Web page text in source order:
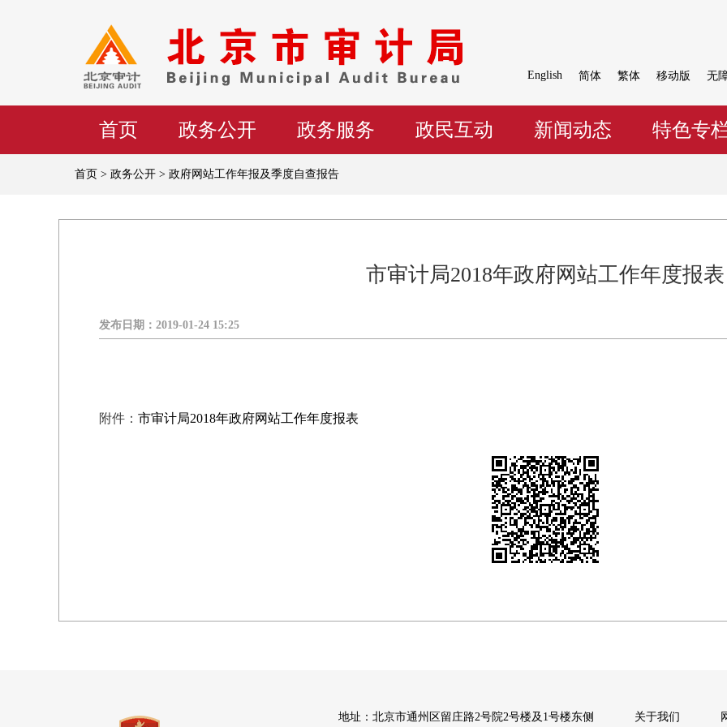
English 简体 繁体 移动版 无
首页 政务公开 政务服务 政民互动 新闻动态 特色专
首页 > 政务公开 > 政府网站工作年报及季度自查报告
市审计局2018年政府网站工作年度报表
发布日期： 2019-01-24 15:25
附件： 市审计局2018年政府网站工作年度报表
地址：北京市通州区留庄路2号院2号楼及1号楼东侧 关于我们